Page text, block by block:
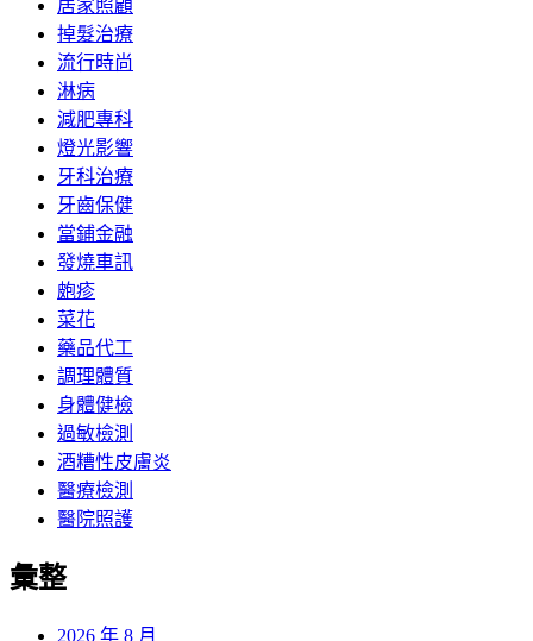
居家照顧
掉髮治療
流行時尚
淋病
減肥專科
燈光影響
牙科治療
牙齒保健
當鋪金融
發燒車訊
皰疹
菜花
藥品代工
調理體質
身體健檢
過敏檢測
酒糟性皮膚炎
醫療檢測
醫院照護
彙整
2026 年 8 月